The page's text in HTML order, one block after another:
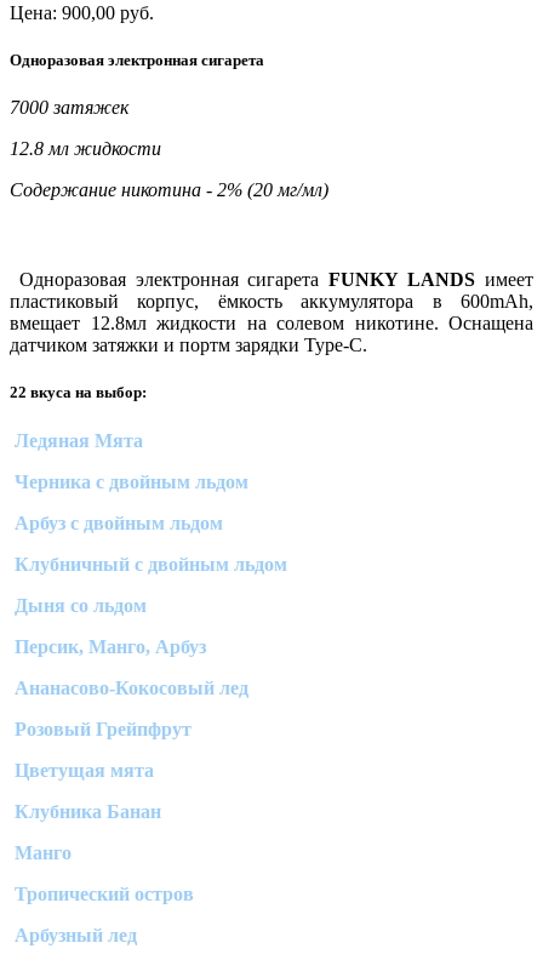
Цена: 900,00 руб.
Одноразовая электронная сигарета
7000 затяжек
12.8 мл жидкости
Содержание никотина - 2% (20 мг/мл)
Одноразовая электронная сигаретаFUNKY LANDS имеет
пластиковый корпус, ёмкость аккумулятора в 600mAh,
вмещает 12.8мл жидкости на солевом никотине. Оснащена
датчиком затяжки и портм зарядки Type-C.
22 вкуса на выбор:
Ледяная Мята
Черника с двойным льдом
Арбуз с двойным льдом
Клубничный с двойным льдом
Дыня со льдом
Персик, Манго, Арбуз
Ананасово-Кокосовый лед
Розовый Грейпфрут
Цветущая мята
Клубника Банан
Манго
Тропический остров
Арбузный лед